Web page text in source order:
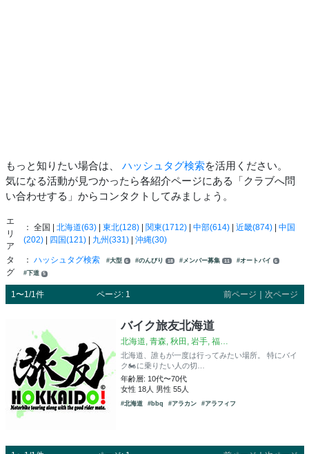
もっと知りたい場合は、 ハッシュタグ検索を活用ください。
気になる活動が見つかったら各紹介ページにある「クラブへ問
い合わせする」からコンタクトしてみましょう。
エ
リ
ア
： 全国 | 北海道(63)| 東北(128)| 関東(1712)| 中部(614)| 近畿(874)| 中国
(202)| 四国(121)| 九州(331)| 沖縄(30)
タ
グ
： ハッシュタグ検索 #大型 6 #のんびり 18 #メンバー募集 11 #オートバイ 6
#下道 5
1〜1/1件 ページ: 1 前ページ 次ページ
バイク旅友北海道
北海道, 青森, 秋田, 岩手, 福…
北海道、誰もが一度は行ってみたい場所。 特にバイ
ク🏍に乗りたい人の切…
年齢層: 10代〜70代
女性 18人 男性 55人
#北海道 #bbq #アラカン #アラフィフ